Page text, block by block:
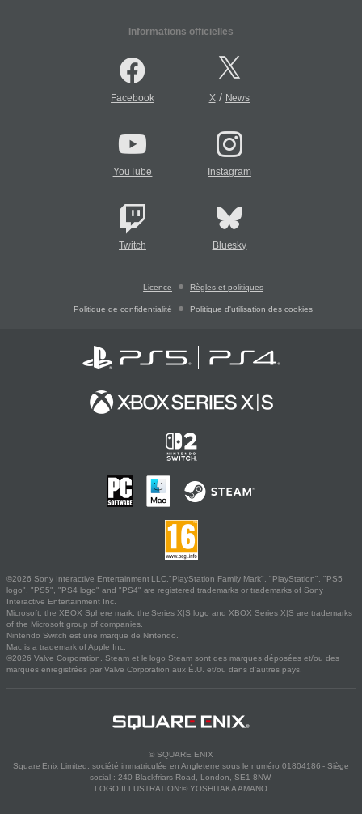
Informations officielles
Facebook X/ News
YouTube Instagram
Twitch Bluesky
Licence Règles et politiques
Politique de confidentialité Politique d'utilisation des cookies
©2026 Sony Interactive Entertainment LLC."PlayStation Family Mark", "PlayStation", "PS5
logo", "PS5", "PS4 logo" and "PS4" are registered trademarks or trademarks of Sony
Interactive Entertainment Inc.
Microsoft, the XBOX Sphere mark, the Series X|S logo and XBOX Series X|S are trademarks
of the Microsoft group of companies.
Nintendo Switch est une marque de Nintendo.
Mac is a trademark of Apple Inc.
©2026 Valve Corporation. Steam et le logo Steam sont des marques déposées et/ou des
marques enregistrées par Valve Corporation aux É.U. et/ou dans d'autres pays.
© SQUARE ENIX
Square Enix Limited, société immatriculée en Angleterre sous le numéro 01804186 - Siège
social : 240 Blackfriars Road, London, SE1 8NW.
LOGO ILLUSTRATION:© YOSHITAKA AMANO